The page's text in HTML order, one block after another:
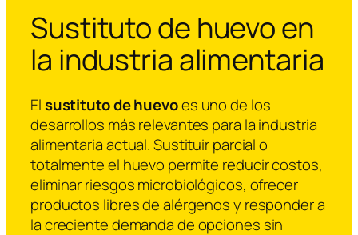
Sustituto de huevo en
la industria alimentaria
Elsustituto de huevoes uno de los
desarrollos más relevantes para la industria
alimentaria actual. Sustituir parcial o
totalmente el huevo permite reducir costos,
eliminar riesgos microbiológicos, ofrecer
productos libres de alérgenos y responder a
la creciente demanda de opciones sin